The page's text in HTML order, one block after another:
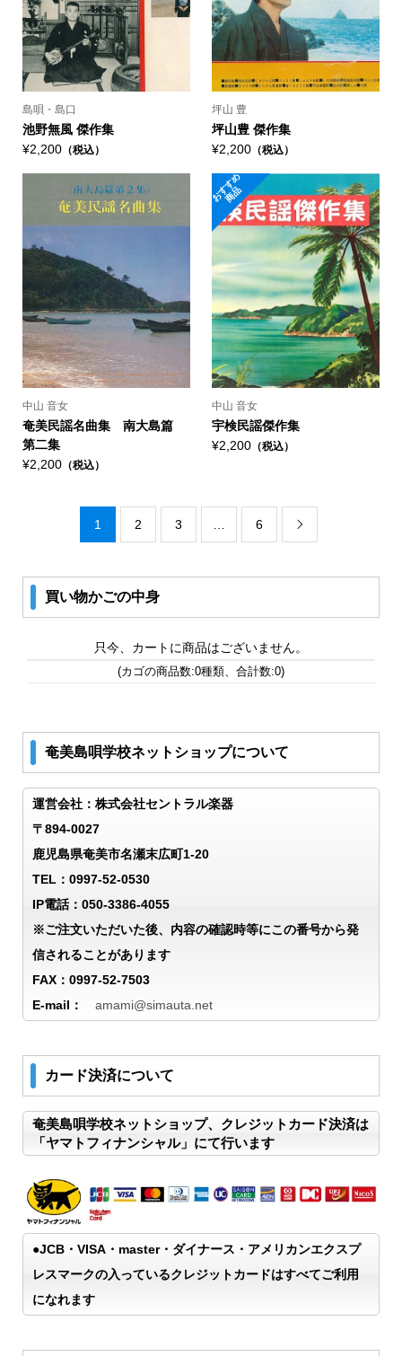
島唄・島口
池野無風 傑作集
¥2,200（税込）
坪山 豊
坪山豊 傑作集
¥2,200 （税込）
中山 音女
奄美民謡名曲集 南大島篇
第二集
¥2,200（税込）
お
す
す
め
商
品
中山 音女
宇検民謡傑作集
¥2,200 （税込）
1 2 3 … 6 
買い物かごの中身
只今、カートに商品はございません。
(カゴの商品数:0種類、合計数:0)
奄美島唄学校ネットショップについて
運営会社：株式会社セントラル楽器
〒894-0027
鹿児島県奄美市名瀬末広町1-20
TEL：0997-52-0530
IP電話：050-3386-4055
※ご注文いただいた後、内容の確認時等にこの番号から発
信されることがあります
FAX：0997-52-7503
E-mail： amami@simauta.net
カード決済について
奄美島唄学校ネットショップ、クレジットカード決済は
「ヤマトフィナンシャル」にて行います
●JCB・VISA・master・ダイナース・アメリカンエクスプ
レスマークの入っているクレジットカードはすべてご利用
になれます